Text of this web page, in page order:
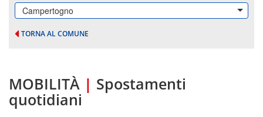
Campertogno
TORNA AL COMUNE
MOBILITÀ | Spostamenti
quotidiani